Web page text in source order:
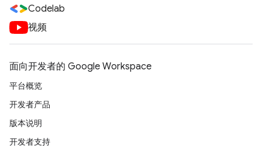
Codelab
视频
面向开发者的 Google Workspace
平台概览
开发者产品
版本说明
开发者支持